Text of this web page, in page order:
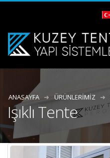
ANASAYFA ÜRÜNLERIMIZ
Işıklı Tente